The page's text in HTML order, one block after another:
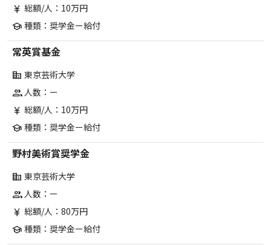
currency_yen 総額/人：10万円
school 種類：奨学金ー給付
常英賞基金
corporate_fare 東京芸術大学
group人数：ー
currency_yen 総額/人：10万円
school 種類：奨学金ー給付
野村美術賞奨学金
corporate_fare 東京芸術大学
group人数：ー
currency_yen 総額/人：80万円
school 種類：奨学金ー給付